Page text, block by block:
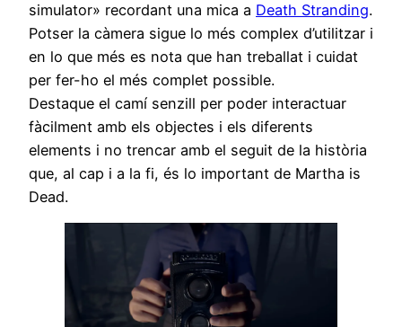
simulator» recordant una mica a Death Stranding.
Potser la càmera sigue lo més complex d’utilitzar i
en lo que més es nota que han treballat i cuidat
per fer-ho el més complet possible.
Destaque el camí senzill per poder interactuar
fàcilment amb els objectes i els diferents
elements i no trencar amb el seguit de la història
que, al cap i a la fi, és lo important de Martha is
Dead.